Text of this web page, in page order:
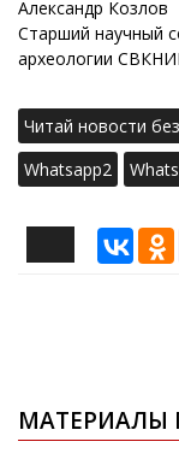
Александр Козлов
Старший научный
археологии
Читай новости
Whatsapp2
МАТЕРИАЛЫ